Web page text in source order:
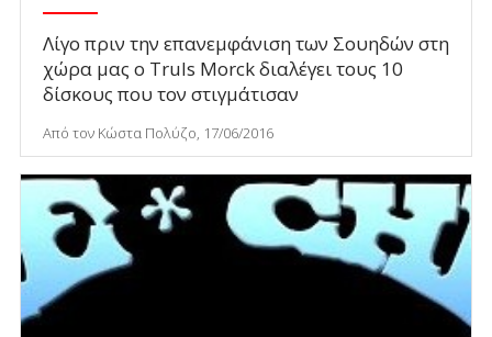
Λίγο πριν την επανεμφάνιση των Σουηδών στη
χώρα μας ο Truls Morck διαλέγει τους 10
δίσκους που τον στιγμάτισαν
Από τον Κώστα Πολύζο, 17/06/2016